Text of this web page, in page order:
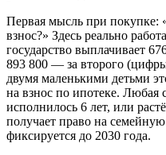
Первая мысль при покупке:
взнос?» Здесь реально
государство выплачивает
893 800 — за второго
двумя маленькими детьми
на взнос по ипотеке. Любая
исполнилось 6 лет, или
получает право на
фиксируется до 2030 года.